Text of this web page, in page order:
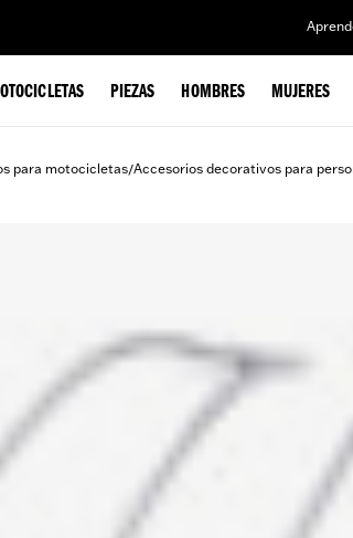
PIEZAS HOMBRES MUJERES
para motocicletas/Accesorios decorativos para